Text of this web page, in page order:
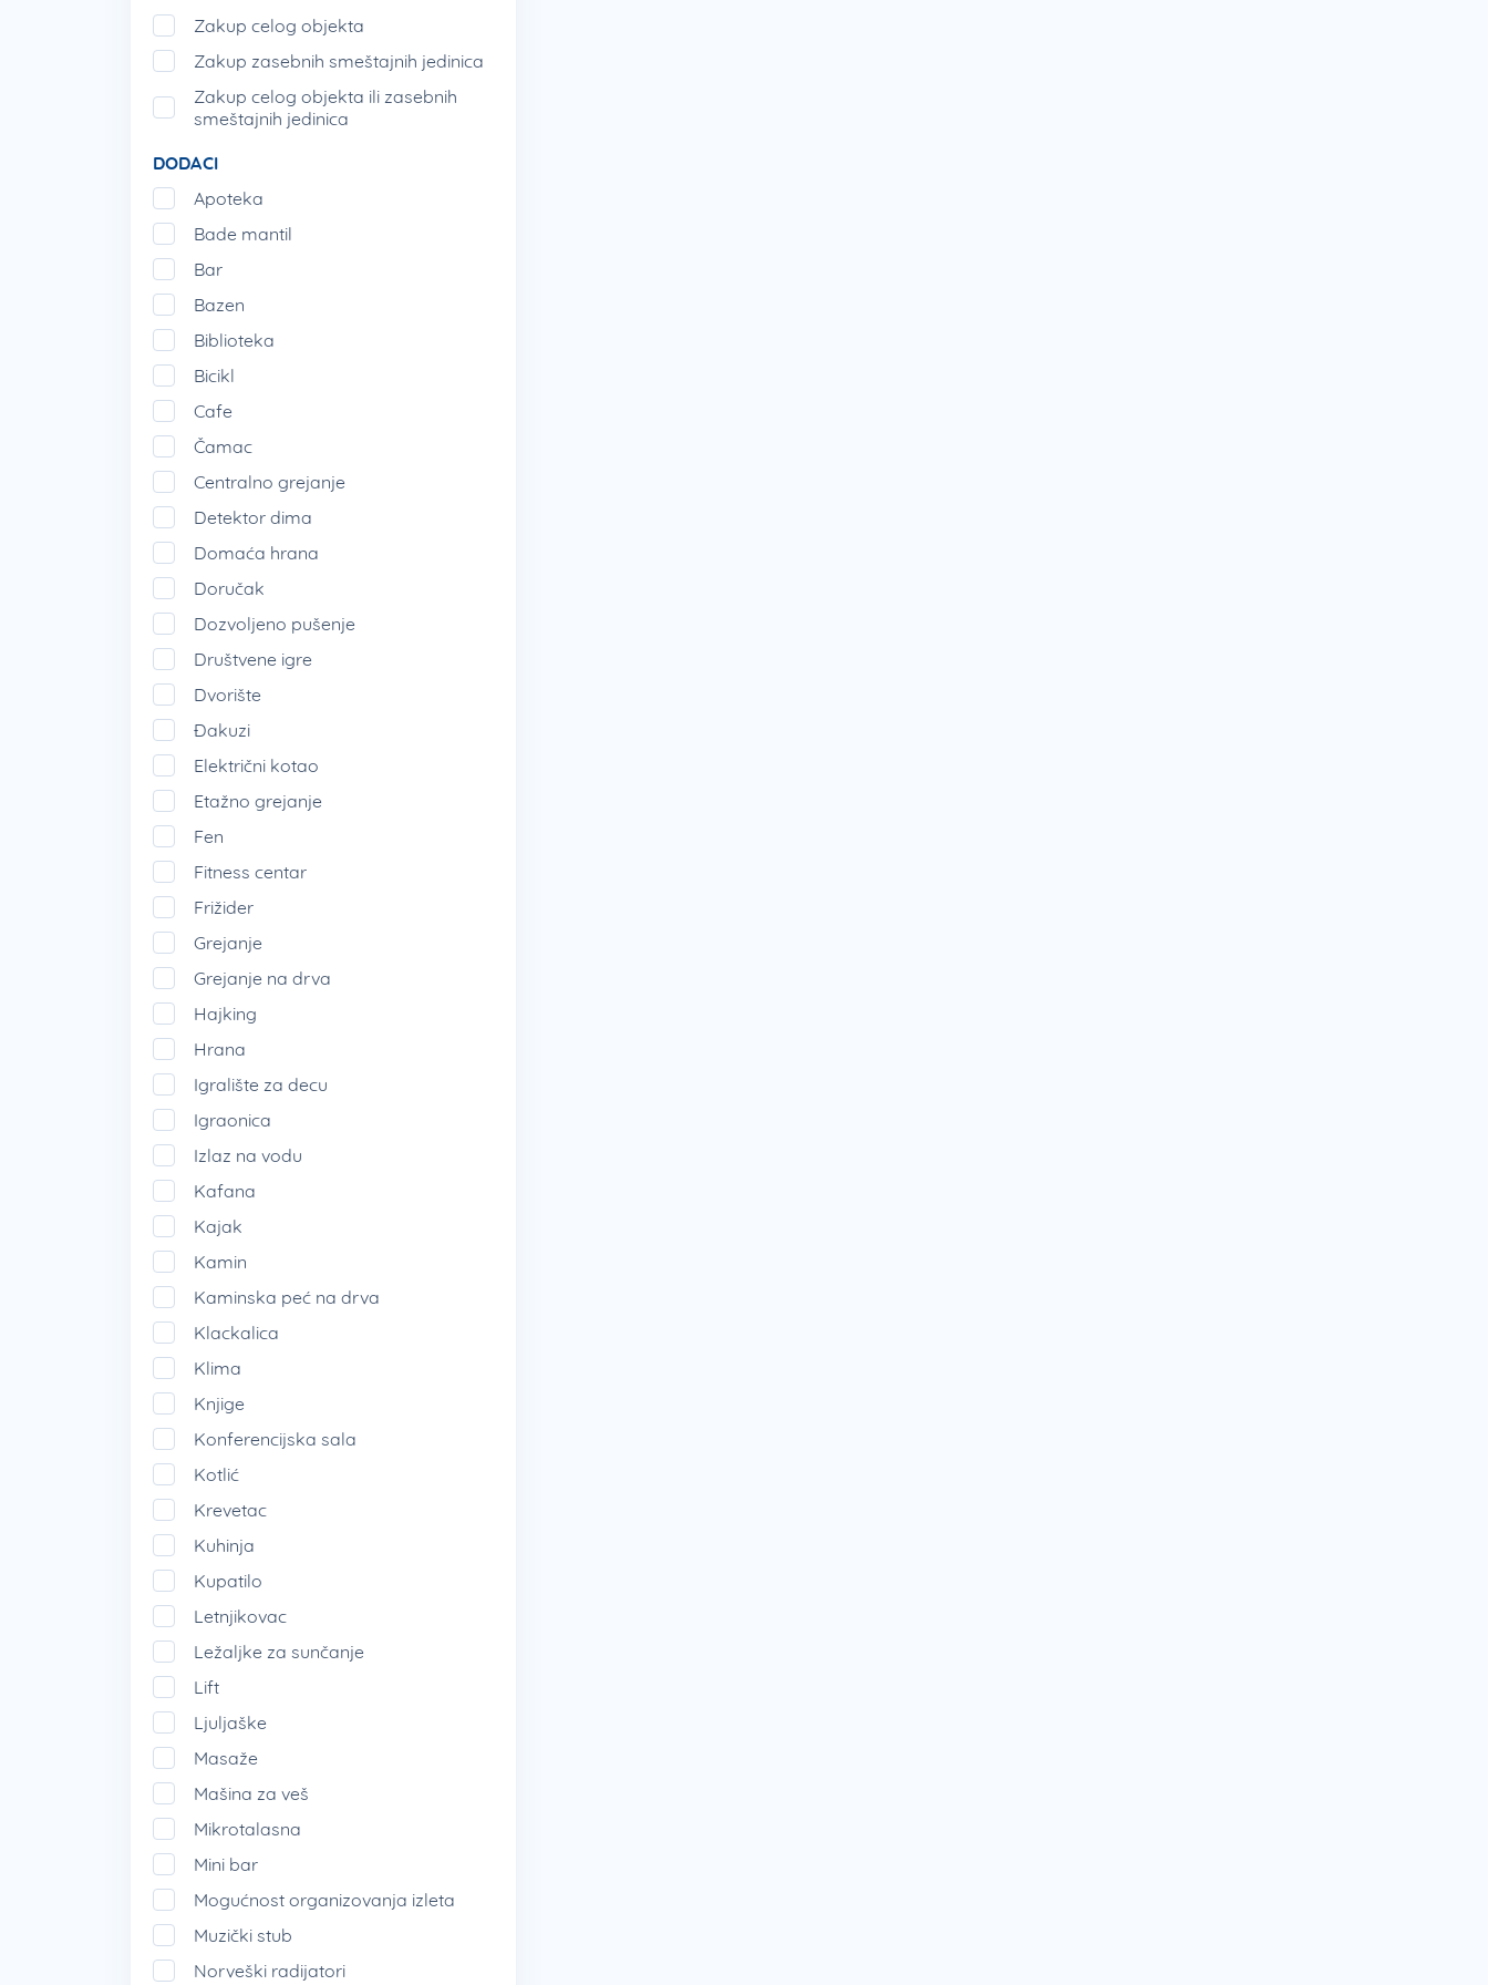
Zakup celog objekta
Zakup zasebnih smeštajnih jedinica
Zakup celog objekta ili zasebnih
smeštajnih jedinica
DODACI
Apoteka
Bade mantil
Bar
Bazen
Biblioteka
Bicikl
Cafe
Čamac
Centralno grejanje
Detektor dima
Domaća hrana
Doručak
Dozvoljeno pušenje
Društvene igre
Dvorište
Đakuzi
Električni kotao
Etažno grejanje
Fen
Fitness centar
Frižider
Grejanje
Grejanje na drva
Hajking
Hrana
Igralište za decu
Igraonica
Izlaz na vodu
Kafana
Kajak
Kamin
Kaminska peć na drva
Klackalica
Klima
Knjige
Konferencijska sala
Kotlić
Krevetac
Kuhinja
Kupatilo
Letnjikovac
Ležaljke za sunčanje
Lift
Ljuljaške
Masaže
Mašina za veš
Mikrotalasna
Mini bar
Mogućnost organizovanja izleta
Muzički stub
Norveški radijatori